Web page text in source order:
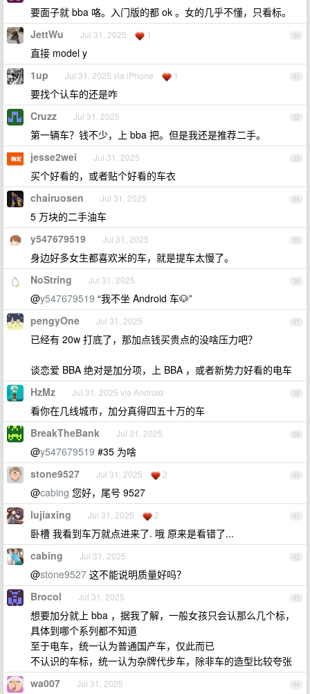
要面子就 bba 咯。入门版的都 ok 。女的几乎不懂，只看标。
30
JettWu Jul 31, 2025 1
直接 model y
31
1up Jul 31, 2025 via iPhone 1
要找个认车的还是咋
32
Cruzz Jul 31, 2025
第一辆车？钱不少，上 bba 把。但是我还是推荐二手。
33
jesse2wei Jul 31, 2025
买个好看的，或者贴个好看的车衣
34
chairuosen Jul 31, 2025
5 万块的二手油车
35
y547679519 Jul 31, 2025
身边好多女生都喜欢米的车，就是提车太慢了。
36
NoString Jul 31, 2025
@y547679519 “我不坐 Android 车🐶”
37
pengyOne Jul 31, 2025
已经有 20w 打底了，那加点钱买贵点的没啥压力吧？
谈恋爱 BBA 绝对是加分项，上 BBA ，或者新势力好看的电车
38
HzMz Jul 31, 2025 via Android
看你在几线城市，加分真得四五十万的车
39
BreakTheBank Jul 31, 2025
@y547679519 #35 为啥
40
stone9527 Jul 31, 2025 2
@cabing 您好，尾号 9527
41
lujiaxing Jul 31, 2025 2
卧槽 我看到车万就点进来了. 哦 原来是看错了...
42
cabing Jul 31, 2025
@stone9527 这不能说明质量好吗？
43
Brocol Jul 31, 2025
想要加分就上 bba ，据我了解，一般女孩只会认那么几个标，
具体到哪个系列都不知道
至于电车，统一认为普通国产车，仅此而已
不认识的车标，统一认为杂牌代步车，除非车的造型比较夸张
44
wa007 Jul 31, 2025